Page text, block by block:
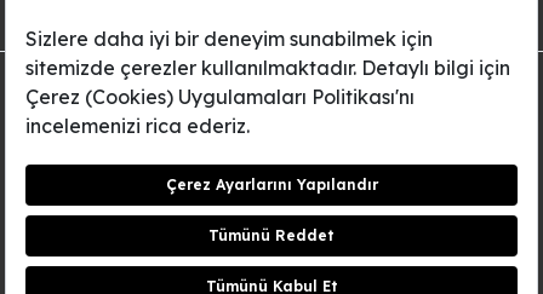
© Filli Boya 2026. Tüm Hakları Saklıdır.